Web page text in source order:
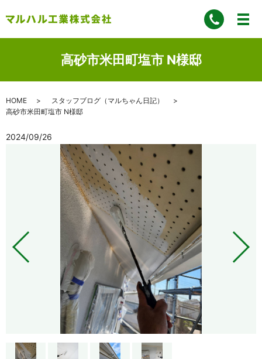
高砂市米田町塩市 N様邸
HOME
スタッフブログ（マルちゃん日記）
高砂市米田町塩市 N様邸
2024/09/26